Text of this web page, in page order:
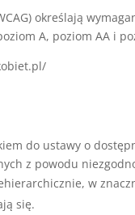
określają
A, poziom AA i
do ustawy o
z powodu
w
się.